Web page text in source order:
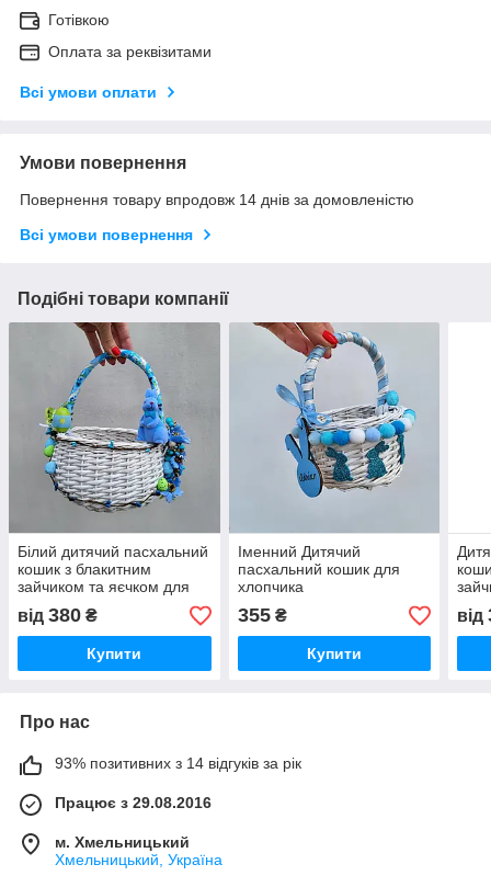
Готівкою
Оплата за реквізитами
Всі умови оплати
Умови повернення
Повернення товару впродовж 14 днів за домовленістю
Всі умови повернення
Подібні товари компанії
Білий дитячий пасхальний
кошик з блакитним
зайчиком та яєчком для
хлопчика
від 380 ₴
Купити
Іменний Дитячий
пасхальний кошик для
хлопчика
новонародженого або до
1 року з зайчиками
355₴
Купити
від
Про нас
93% позитивних з 14 відгуків за рік
Працює з 29.08.2016
м. Хмельницький
Хмельницький, Україна